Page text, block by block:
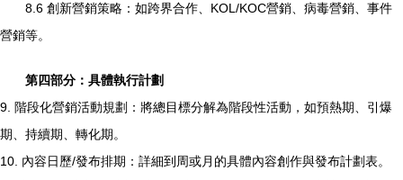
8.6 創新營銷策略：如跨界合作、KOL/KOC營銷、病毒營銷、事件
營銷等。
第四部分：具體執行計劃
9. 階段化營銷活動規劃：將總目標分解為階段性活動，如預熱期、引爆
期、持續期、轉化期。
10. 內容日歷/發布排期：詳細到周或月的具體內容創作與發布計劃表。